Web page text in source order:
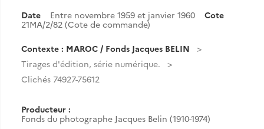
Date Entre novembre 1959 et janvier 1960
Cote
21MA/2/82 (Cote de commande)
Contexte : MAROC / Fonds Jacques BELIN
Tirages d'édition, série numérique.
Clichés 74927-75612
Producteur :
Fonds du photographe Jacques Belin (1910-1974)